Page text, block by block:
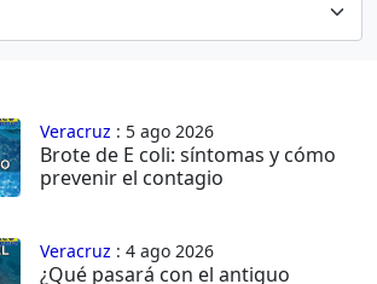
Veracruz : 5 ago 2026
Brote de E coli: síntomas y cómo
prevenir el contagio
Veracruz : 4 ago 2026
¿Qué pasará con el antiguo